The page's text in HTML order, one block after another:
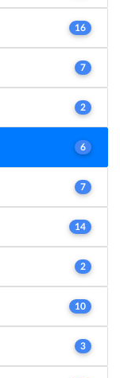
16
7
2
6
7
14
2
10
3